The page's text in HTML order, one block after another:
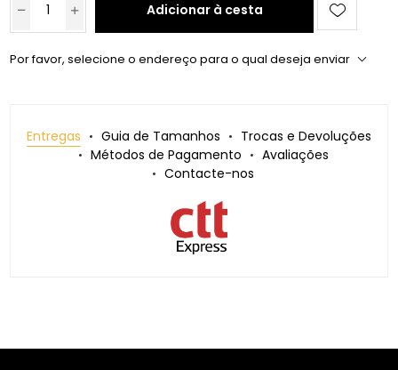
Adicionar à cesta
Por favor, selecione o endereço para o qual deseja enviar
Entregas Guia de Tamanhos
Trocas e Devoluções
Métodos de Pagamento
Avaliações
Contacte-nos